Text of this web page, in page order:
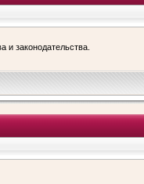
законодательства.